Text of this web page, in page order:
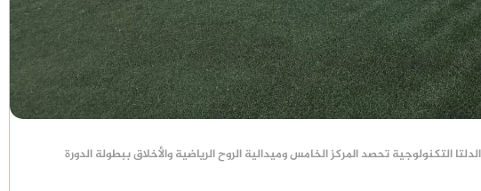
التكنولوجية تحصد المركز الخامس وميدالية الروح الرياضية والأخلاق ببطولة الدورة